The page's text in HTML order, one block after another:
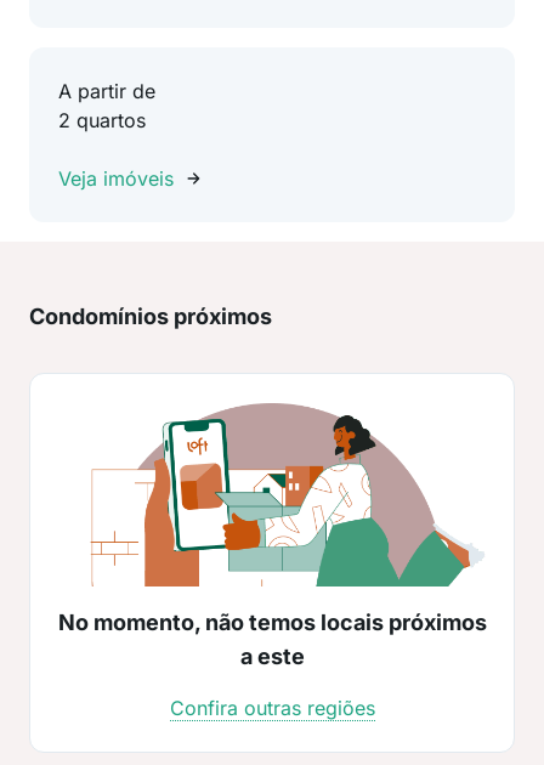
A partir de
2 quartos
Veja imóveis
Condomínios próximos
No momento, não temos locais próximos
a este
Confira outras regiões